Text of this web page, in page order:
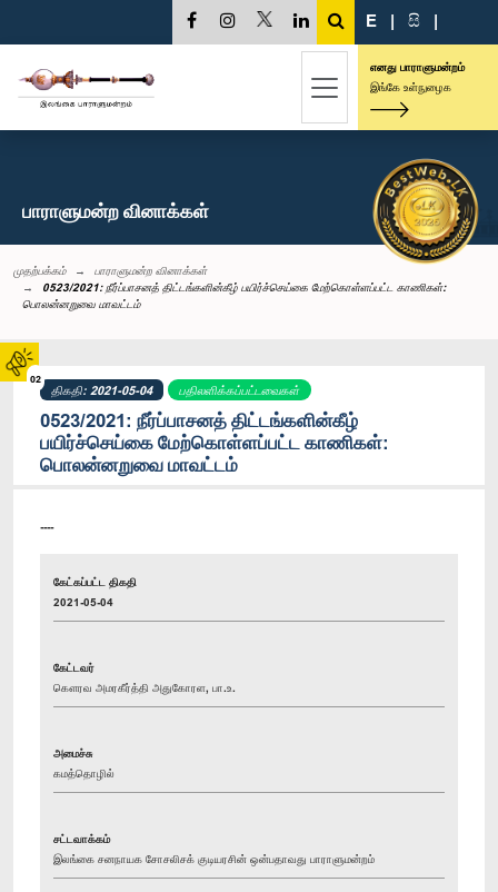
02
E | සි |
எனது பாராளுமன்றம்
இங்கே உள்நுழைக
பாராளுமன்ற வினாக்கள்
முதற்பக்கம்
பாராளுமன்ற வினாக்கள்
0523/2021: நீர்ப்பாசனத் திட்டங்களின்கீழ் பயிர்ச்செய்கை மேற்கொள்ளப்பட்ட காணிகள்:
பொலன்னறுவை மாவட்டம்
திகதி: 2021-05-04 பதிலளிக்கப்பட்டவைகள்
0523/2021: நீர்ப்பாசனத் திட்டங்களின்கீழ்
பயிர்ச்செய்கை மேற்கொள்ளப்பட்ட காணிகள்:
பொலன்னறுவை மாவட்டம்
----
கேட்கப்பட்ட திகதி
2021-05-04
கேட்டவர்
கௌரவ அமரகீர்த்தி அதுகோரள, பா.உ.
அமைச்சு
கமத்தொழில்
சட்டவாக்கம்
இலங்கை சனநாயக சோசலிசக் குடியரசின் ஒன்பதாவது பாராளுமன்றம்